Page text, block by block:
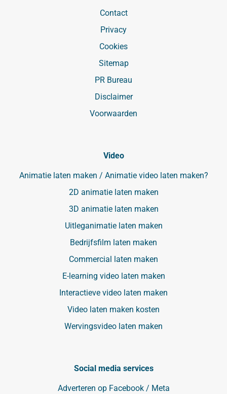
Contact
Privacy
Cookies
Sitemap
PR Bureau
Disclaimer
Voorwaarden
Video
Animatie laten maken / Animatie video laten maken?
2D animatie laten maken
3D animatie laten maken
Uitleganimatie laten maken
Bedrijfsfilm laten maken
Commercial laten maken
E-learning video laten maken
Interactieve video laten maken
Video laten maken kosten
Wervingsvideo laten maken
Social media services
Adverteren op Facebook / Meta